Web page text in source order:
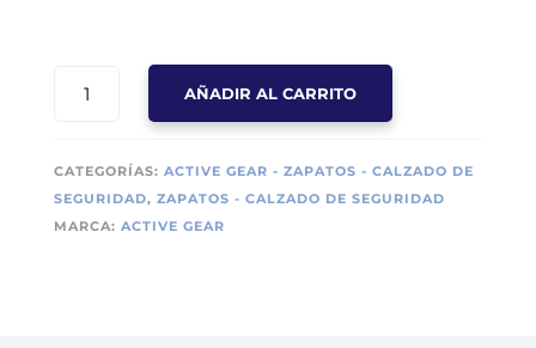
AÑADIR AL CARRITO
CATEGORÍAS: ACTIVE GEAR - ZAPATOS - CALZADO DE
SEGURIDAD, ZAPATOS - CALZADO DE SEGURIDAD
MARCA: ACTIVE GEAR